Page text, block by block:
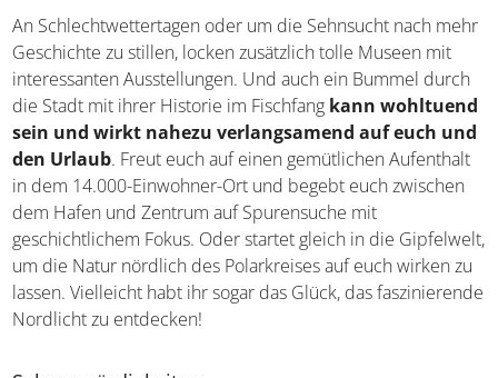
An Schlechtwettertagen oder um die Sehnsucht nach
mehr Geschichte zu stillen, locken zusätzlich tolle Museen
mit interessanten Ausstellungen. Und auch ein Bummel
durch die Stadt mit ihrer Historie im Fischfang
kann
wohltuend sein und wirkt nahezu verlangsamend
auf euch und den Urlaub. Freut euch auf einen
gemütlichen Aufenthalt in dem 14.000-Einwohner-Ort
und begebt euch zwischen dem Hafen und Zentrum auf
Spurensuche mit geschichtlichem Fokus. Oder startet
gleich in die Gipfelwelt, um die Natur nördlich des
Polarkreises auf euch wirken zu lassen. Vielleicht habt ihr
sogar das Glück, das faszinierende Nordlicht zu